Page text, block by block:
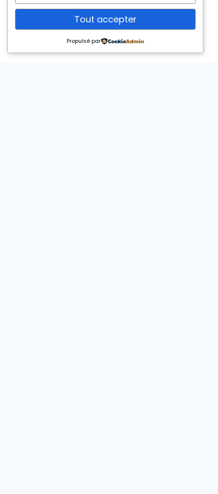
Tout accepter
Propulsé par